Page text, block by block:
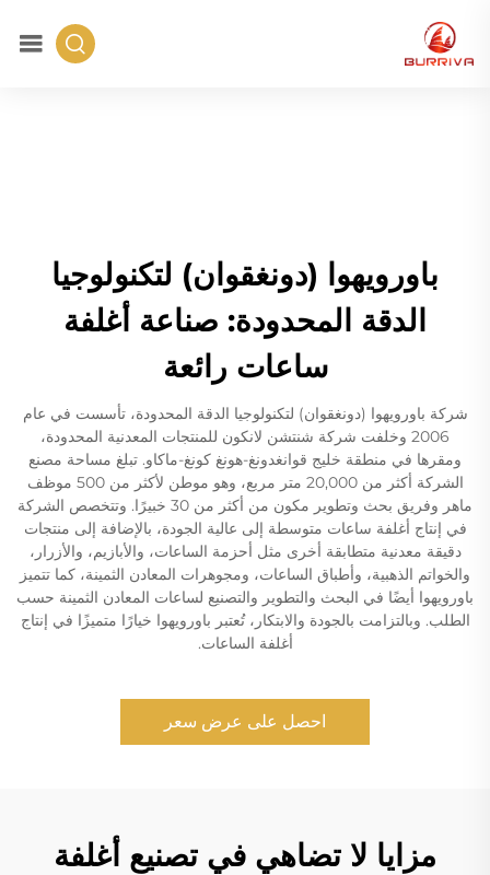
باورويهوا (دونغقوان) لتكنولوجيا
الدقة المحدودة: صناعة أغلفة
ساعات رائعة
شركة باورويهوا (دونغقوان) لتكنولوجيا الدقة المحدودة، تأسست في عام
2006 وخلفت شركة شنتشن لانكون للمنتجات المعدنية المحدودة،
ومقرها في منطقة خليج قوانغدونغ-هونغ كونغ-ماكاو. تبلغ مساحة مصنع
الشركة أكثر من 20,000 متر مربع، وهو موطن لأكثر من 500 موظف
ماهر وفريق بحث وتطوير مكون من أكثر من 30 خبيرًا. وتتخصص الشركة
في إنتاج أغلفة ساعات متوسطة إلى عالية الجودة، بالإضافة إلى منتجات
دقيقة معدنية متطابقة أخرى مثل أحزمة الساعات، والأبازيم، والأزرار،
والخواتم الذهبية، وأطباق الساعات، ومجوهرات المعادن الثمينة، كما تتميز
باورويهوا أيضًا في البحث والتطوير والتصنيع لساعات المعادن الثمينة حسب
الطلب. وبالتزامت بالجودة والابتكار، تُعتبر باورويهوا خيارًا متميزًا في إنتاج
أغلفة الساعات.
احصل على عرض سعر
مزايا لا تضاهي في تصنيع أغلفة